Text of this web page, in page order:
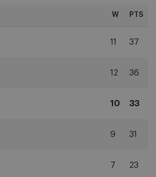
W PTS
11 37
12 36
10 33
9 31
7 23